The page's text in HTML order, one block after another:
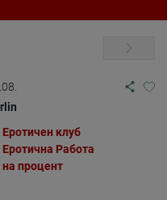
Еротичен клуб
Еротична Работа
на процент